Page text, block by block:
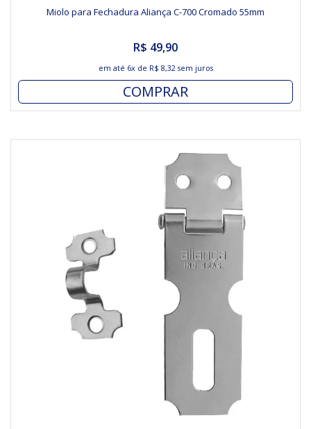
Miolo para Fechadura Aliança C-700 Cromado 55mm
R$ 49,90
em até 6x de R$ 8,32 sem juros
COMPRAR